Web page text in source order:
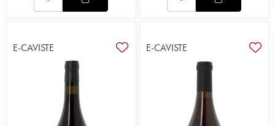
E-CAVISTE E-CAVISTE